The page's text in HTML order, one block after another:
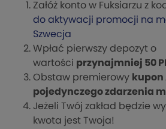
Załóż konto w Fuksiarzu z
do aktywacji promocji na
Szwecja
Wpłać pierwszy depozyt o
wartości przynajmniej 50
Obstaw premierowy kupon
pojedynczego zdarzenia
Jeżeli Twój zakład będzie
kwota jest Twoja!